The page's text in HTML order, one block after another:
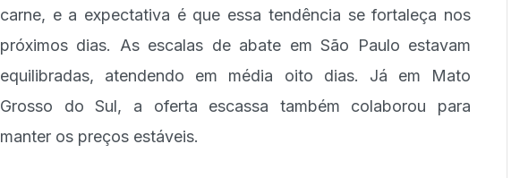
carne, e a expectativa é que essa tendência se fortaleça nos
próximos dias. As escalas de abate em São Paulo estavam
equilibradas, atendendo em média oito dias. Já em Mato
Grosso do Sul, a oferta escassa também colaborou para
manter os preços estáveis.